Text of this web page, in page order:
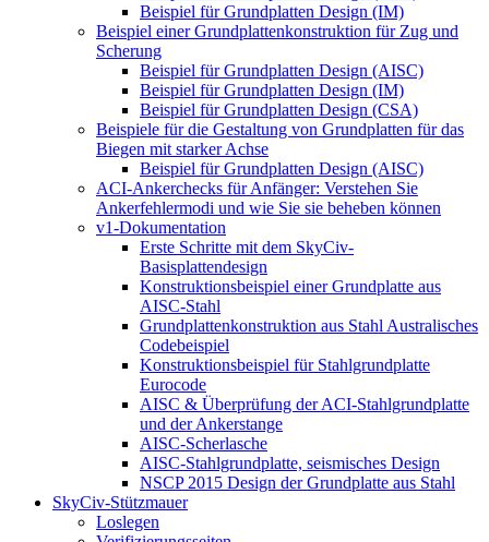
Beispiel für Grundplatten Design (IM)
Beispiel einer Grundplattenkonstruktion für Zug und
Scherung
Beispiel für Grundplatten Design (AISC)
Beispiel für Grundplatten Design (IM)
Beispiel für Grundplatten Design (CSA)
Beispiele für die Gestaltung von Grundplatten für das
Biegen mit starker Achse
Beispiel für Grundplatten Design (AISC)
ACI-Ankerchecks für Anfänger: Verstehen Sie
Ankerfehlermodi und wie Sie sie beheben können
v1-Dokumentation
Erste Schritte mit dem SkyCiv-
Basisplattendesign
Konstruktionsbeispiel einer Grundplatte aus
AISC-Stahl
Grundplattenkonstruktion aus Stahl Australisches
Codebeispiel
Konstruktionsbeispiel für Stahlgrundplatte
Eurocode
AISC & Überprüfung der ACI-Stahlgrundplatte
und der Ankerstange
AISC-Scherlasche
AISC-Stahlgrundplatte, seismisches Design
NSCP 2015 Design der Grundplatte aus Stahl
SkyCiv-Stützmauer
Loslegen